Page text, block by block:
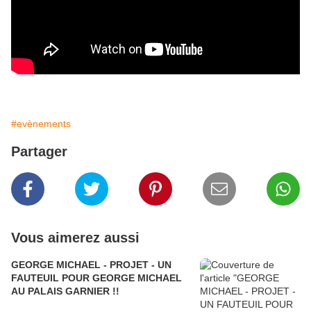
#evènements
Partager
Vous aimerez aussi
GEORGE MICHAEL - PROJET - UN
FAUTEUIL POUR GEORGE MICHAEL
AU PALAIS GARNIER !!